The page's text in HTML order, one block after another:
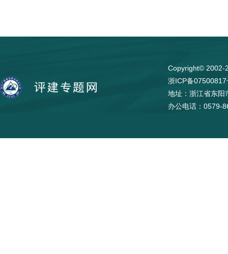
Copyright© 2002-
浙ICP备07500817
地址：浙江省东
办公电话：0579-